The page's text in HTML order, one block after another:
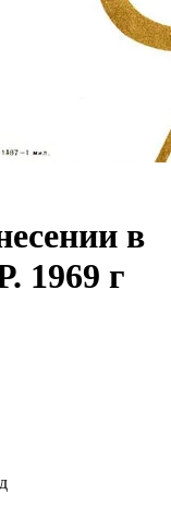
в
1969 г